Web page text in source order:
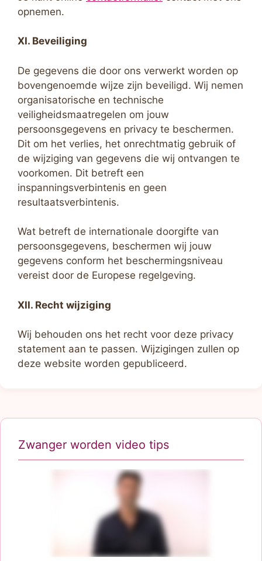
opnemen.
XI. Beveiliging
De gegevens die door ons verwerkt worden op
bovengenoemde wijze zijn beveiligd. Wij nemen
organisatorische en technische
veiligheidsmaatregelen om jouw
persoonsgegevens en privacy te beschermen.
Dit om het verlies, het onrechtmatig gebruik of
de wijziging van gegevens die wij ontvangen te
voorkomen. Dit betreft een
inspanningsverbintenis en geen
resultaatsverbintenis.
Wat betreft de internationale doorgifte van
persoonsgegevens, beschermen wij jouw
gegevens conform het beschermingsniveau
vereist door de Europese regelgeving.
XII. Recht wijziging
Wij behouden ons het recht voor deze privacy
statement aan te passen. Wijzigingen zullen op
deze website worden gepubliceerd.
Zwanger worden video tips